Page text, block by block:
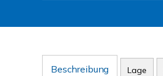
Beschreibung Lage